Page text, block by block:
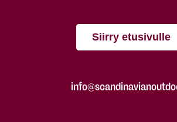
Siirry etusivulle